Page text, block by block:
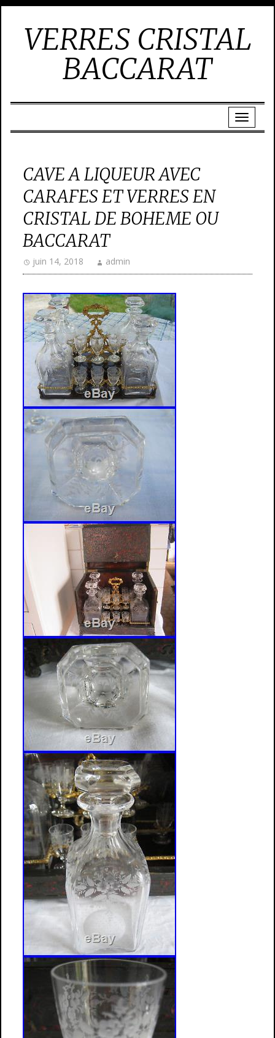
VERRES CRISTAL
BACCARAT
CAVE A LIQUEUR AVEC
CARAFES ET VERRES EN
CRISTAL DE BOHEME OU
BACCARAT
juin 14, 2018 admin